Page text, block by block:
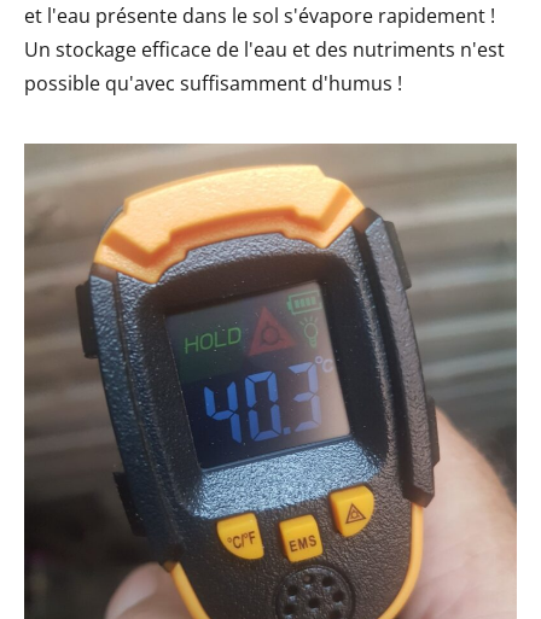
et l'eau présente dans le sol s'évapore rapidement !
Un stockage efficace de l'eau et des nutriments n'est
possible qu'avec suffisamment d'humus !